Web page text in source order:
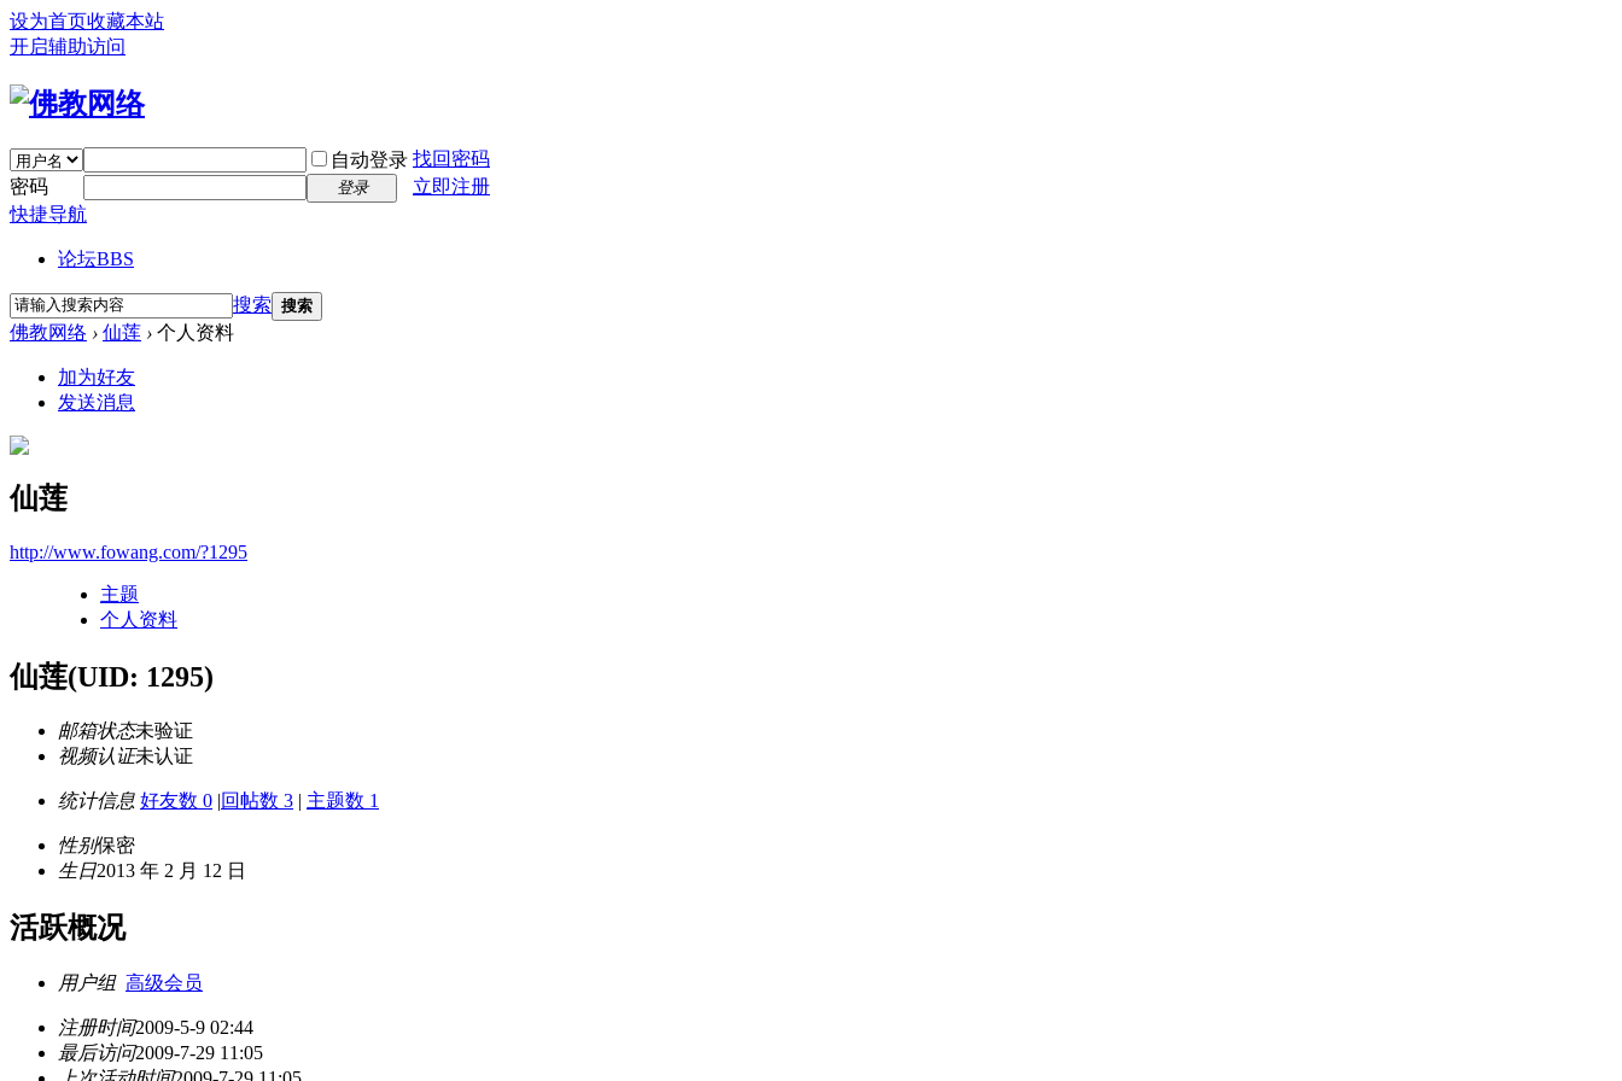
设为首页收藏本站
开启辅助访问
自动登录 找回密码
密码
登录
立即注册
快捷导航
论坛BBS
搜索 搜索
佛教网络 › 仙莲 › 个人资料
加为好友
发送消息
仙莲
http://www.fowang.com/?1295
主题
个人资料
仙莲(UID: 1295)
邮箱状态未验证
视频认证未认证
统计信息 好友数 0 |回帖数 3 | 主题数 1
性别保密
生日2013 年 2 月 12 日
活跃概况
用户组 高级会员
注册时间2009-5-9 02:44
最后访问2009-7-29 11:05